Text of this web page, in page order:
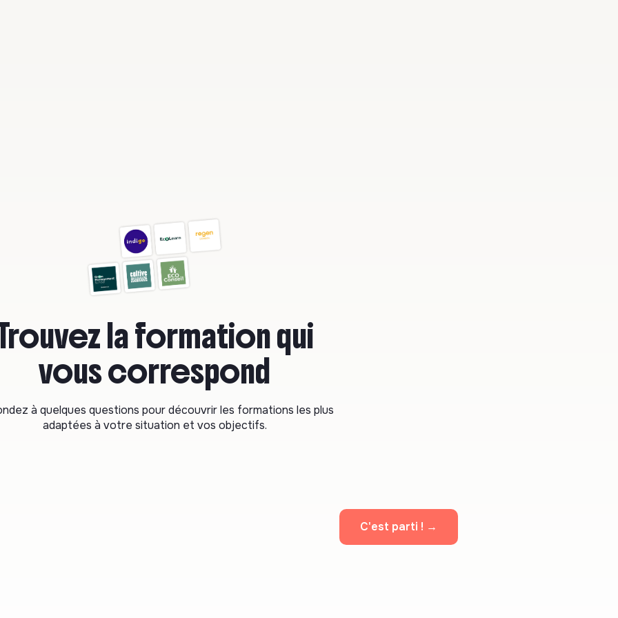
laformationqui
vous correspond
à quelques questions pour découvrir les formations les plus
adaptées à votre situation et vos objectifs.
C'est parti ! →